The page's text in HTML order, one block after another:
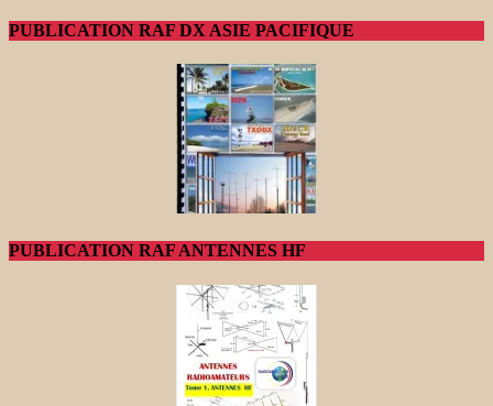
PUBLICATION RAF DX ASIE PACIFIQUE
PUBLICATION RAF ANTENNES HF